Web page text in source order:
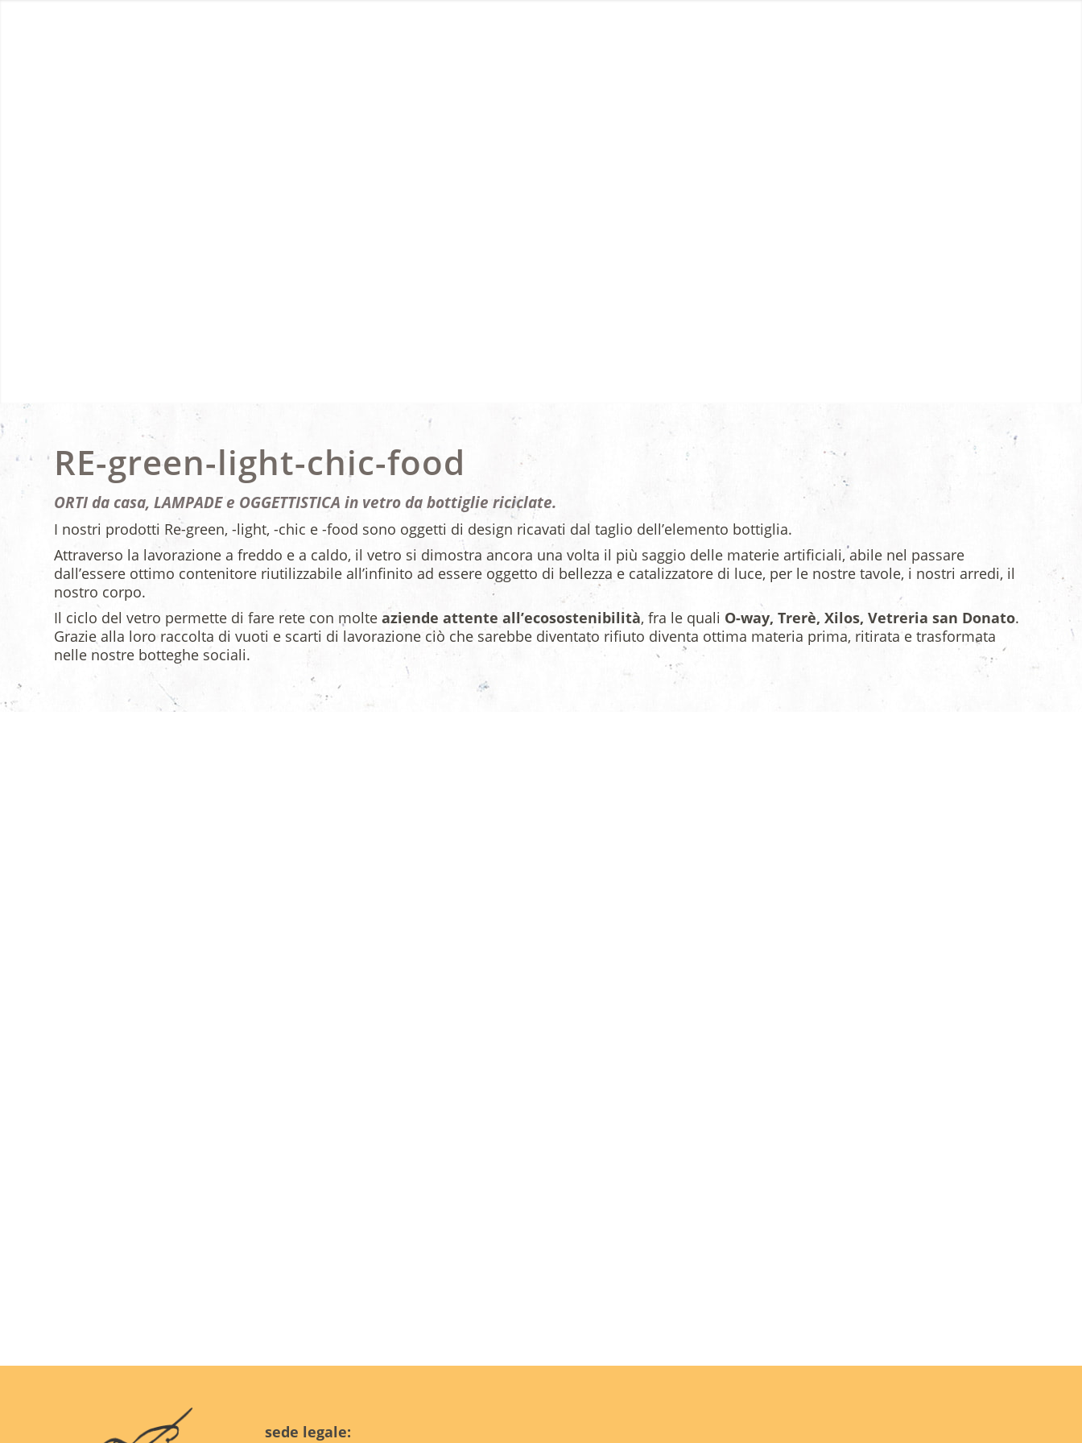
RE-green-light-chic-food
ORTI da casa, LAMPADEe OGGETTISTICA in vetro da bottiglie riciclate.
I nostri prodotti Re-green, -light, -chic e -food sono oggetti di design ricavati dal taglio dell’elemento bottiglia.
Attraverso la lavorazione a freddo e a caldo, il vetro si dimostra ancora una volta il più saggio delle materie artificiali, abile nel passare
dall’essere ottimo contenitore riutilizzabile all’infinito ad essere oggetto di bellezza e catalizzatore di luce, per le nostre tavole, i nostri arredi, il
nostro corpo.
Il ciclo del vetro permette di fare rete con molte aziende attente all’ecosostenibilità, fra le quali O-way, Trerè, Xilos, Vetreria san Donato.
Grazie alla loro raccolta di vuoti e scarti di lavorazione ciò che sarebbe diventato rifiuto diventa ottima materia prima, ritirata e trasformata
nelle nostre botteghe sociali.
sede legale: